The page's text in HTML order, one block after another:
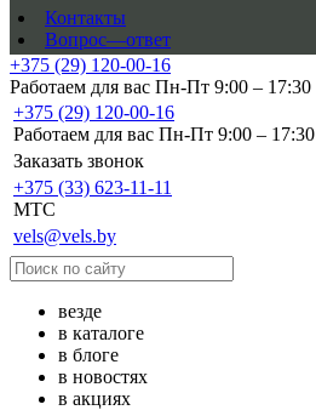
Контакты
Вопрос—ответ
+375 (29) 120-00-16
Работаем для вас Пн-Пт 9:00 – 17:30
+375 (29) 120-00-16
Работаем для вас Пн-Пт 9:00 – 17:30
Заказать звонок
+375 (33) 623-11-11
MTC
vels@vels.by
везде
в каталоге
в блоге
в новостях
в акциях